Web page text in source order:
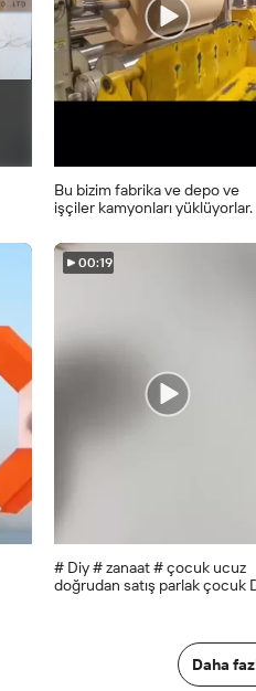
Bu bizim fabrika ve depo ve
işçiler kamyonları
deposu
00:19
# Diy # zanaat # çocuk ucuz
doğrudan satış parlak çocuk
Daha